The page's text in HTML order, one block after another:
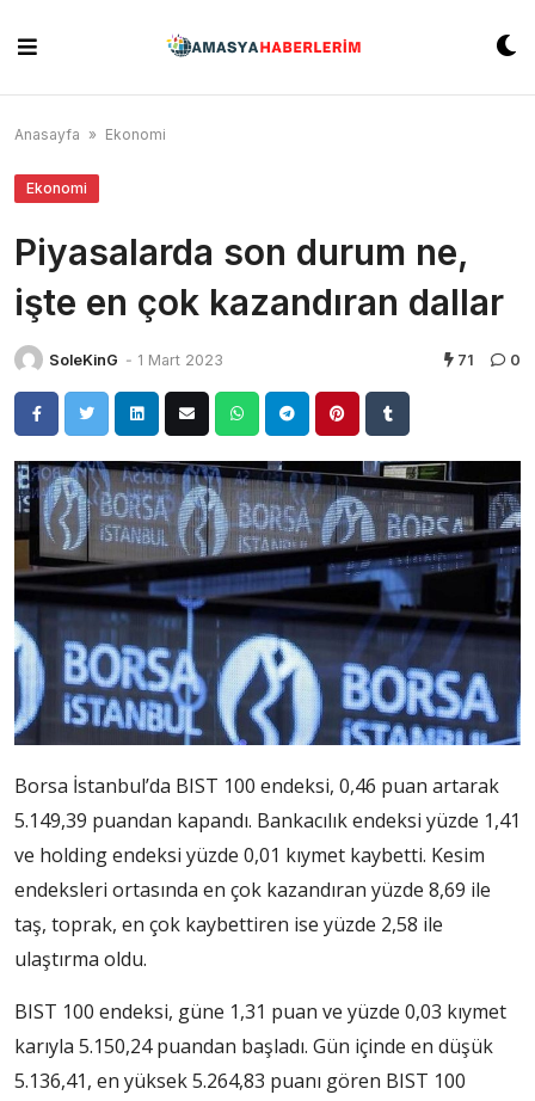
content
Anasayfa » Ekonomi
Ekonomi
Piyasalarda son durum ne,
işte en çok kazandıran dallar
SoleKinG - 1 Mart 2023 71 0
Borsa İstanbul’da BIST 100 endeksi, 0,46 puan artarak
5.149,39 puandan kapandı. Bankacılık endeksi yüzde 1,41
ve holding endeksi yüzde 0,01 kıymet kaybetti. Kesim
endeksleri ortasında en çok kazandıran yüzde 8,69 ile
taş, toprak, en çok kaybettiren ise yüzde 2,58 ile
ulaştırma oldu.
BIST 100 endeksi, güne 1,31 puan ve yüzde 0,03 kıymet
karıyla 5.150,24 puandan başladı. Gün içinde en düşük
5.136,41, en yüksek 5.264,83 puanı gören BIST 100